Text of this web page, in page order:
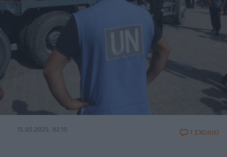
15.05.2025, 02:15 1 ΣΧΟΛΙΟ